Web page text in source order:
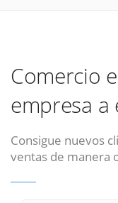
Comercio
empresa a
Consigue nuevos
ventas de manera